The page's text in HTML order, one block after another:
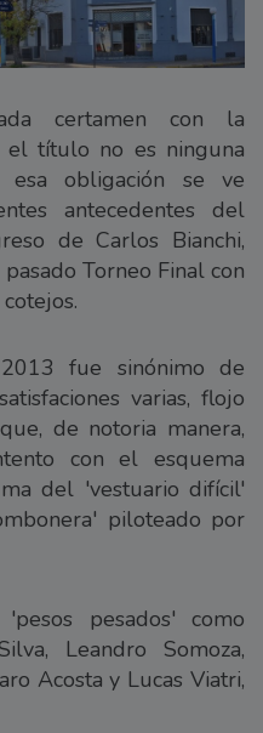
certamen con la
el título no es ninguna
esa obligación se ve
antecedentes del
de Carlos Bianchi,
Torneo Final con
fue sinónimo de
varias, flojo
de notoria manera,
con el esquema
del 'vestuario difícil'
piloteado por
pesados' como
Leandro Somoza,
Acosta y Lucas Viatri,